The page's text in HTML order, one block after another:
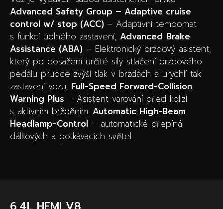
Advanced Safety Group – Adaptive cruise
control w/ stop (ACC) – Adaptivní tempomat
s funkcí úplného zastavení, Advanced Brake
Assistance (ABA) – Elektronický brzdový asistent,
který po dosažení určité síly stlačení brzdového
pedálu prudce zvýší tlak v brzdách a urychlí tak
zastavení vozu. Full-Speed Forward-Collision
Warning Plus – Asistent varování před kolizí
s aktivním bržděním. Automatic High-Beam
Headlamp-Control – automatické přepíná
dálkových a potkávacích světel.